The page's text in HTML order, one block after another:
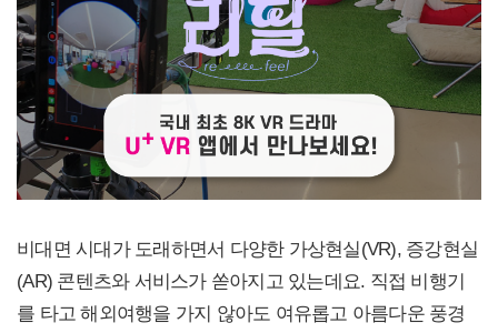
비대면 시대가 도래하면서 다양한 가상현실(VR), 증강현실
(AR) 콘텐츠와 서비스가 쏟아지고 있는데요. 직접 비행기
를 타고 해외여행을 가지 않아도 여유롭고 아름다운 풍경